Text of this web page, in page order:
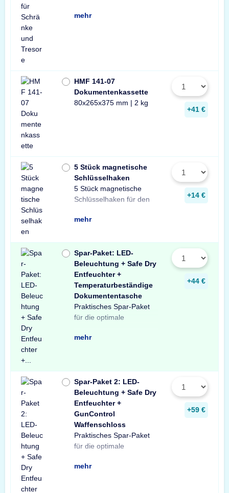
mehr
HMF 141-07
Dokumentenkassette
80x265x375 mm | 2 kg
+41 €
5 Stück magnetische
Schlüsselhaken
5 Stück magnetische
Schlüsselhaken für den
Innenraum Ihres Tresors.
Die einfache, praktische
und sichere Lösung zur
Aufbewahrung von
Schlüsseln in Ihrem
mehr
+14 €
Spar-Paket: LED-
Beleuchtung + Safe Dry
Entfeuchter +
Temperaturbeständige
Dokumententasche
Praktisches Spar-Paket
für die optimale
Ausstattung Ihres
Tresors. Das Spar-Paket
besteht aus einer X-Light
LED-Tresorbeleuchtung
mit Bewegungssensor,
einem Safe Dry
Entfeuchter für Schränke
und Tresore sowie einer
temperaturbeständigen
Dokumententasche.
Profitieren Sie von dem
unschlagbaren
mehr
+44 €
Spar-Paket 2: LED-
Beleuchtung + Safe Dry
Entfeuchter +
GunControl
Waffenschloss
Praktisches Spar-Paket
für die optimale
Ausstattung Ihres
Waffenschranks. Das
Spar-Paket besteht aus
einer X-Light LED-
Tresorbeleuchtung mit
Bewegungssensor, einem
Safe Dry Entfeuchter für
Schränke und Tresore
sowie einem GunControl
Waffenschloss. Profitieren
Sie von dem
unschlagbaren
mehr
+59 €